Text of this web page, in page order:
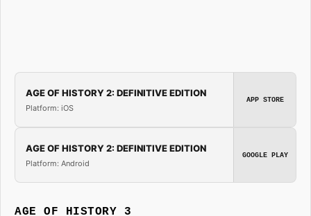
AGE OF HISTORY 2: DEFINITIVE EDITION
Platform: iOS
APP STORE
AGE OF HISTORY 2: DEFINITIVE EDITION
Platform: Android
GOOGLE PLAY
AGE OF HISTORY 3